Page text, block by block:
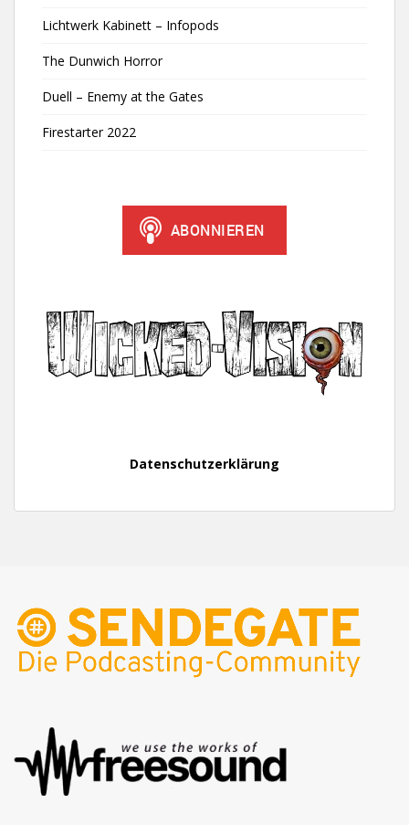
Lichtwerk Kabinett – Infopods
The Dunwich Horror
Duell – Enemy at the Gates
Firestarter 2022
Datenschutzerklärung